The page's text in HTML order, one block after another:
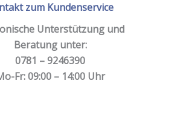
zum Kundenservice
Unterstützung und
Beratung unter:
0781 – 9246390
Fr: 09:00 – 14:00 Uhr